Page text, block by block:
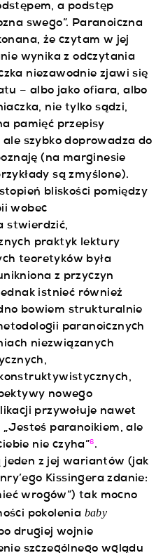
a podstęp
swego”. Paranoiczna
że czytam w jej
wynika z odczytania
niezawodnie zjawi się
– albo jako ofiara, albo
nie tylko sądzi,
pamięć przepisy
szybko doprowadza do
(na marginesie
są zmyślone).
bliskości pomiędzy
wobec
stwierdzić,
praktyk lektury
teoretyków była
z przyczyn
istnieć również
bowiem strukturalnie
paranoicznych
niezwiązanych
nowego
przywołuje nawet
paranoikiem, ale
nie czyha”6 .
jeden z jej wariantów (jak
Kissingera zdanie:
wrogów”) tak mocno
pokolenia baby
drugiej wojnie
szczególnego wglądu